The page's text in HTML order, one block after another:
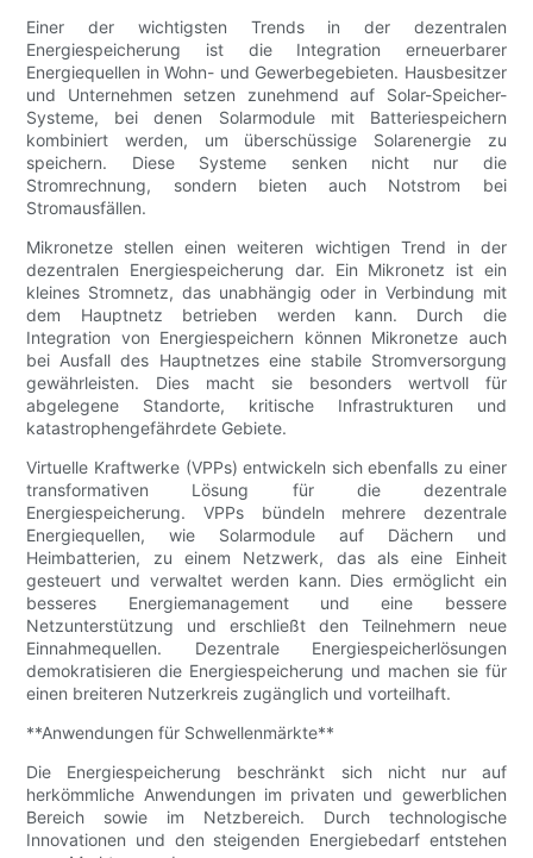
Einer der wichtigsten Trends in der dezentralen
Energiespeicherung ist die Integration erneuerbarer
Energiequellen in Wohn- und Gewerbegebieten. Hausbesitzer
und Unternehmen setzen zunehmend auf Solar-Speicher-
Systeme, bei denen Solarmodule mit Batteriespeichern
kombiniert werden, um überschüssige Solarenergie zu
speichern. Diese Systeme senken nicht nur die
Stromrechnung, sondern bieten auch Notstrom bei
Stromausfällen.
Mikronetze stellen einen weiteren wichtigen Trend in der
dezentralen Energiespeicherung dar. Ein Mikronetz ist ein
kleines Stromnetz, das unabhängig oder in Verbindung mit
dem Hauptnetz betrieben werden kann. Durch die
Integration von Energiespeichern können Mikronetze auch
bei Ausfall des Hauptnetzes eine stabile Stromversorgung
gewährleisten. Dies macht sie besonders wertvoll für
abgelegene Standorte, kritische Infrastrukturen und
katastrophengefährdete Gebiete.
Virtuelle Kraftwerke (VPPs) entwickeln sich ebenfalls zu einer
transformativen Lösung für die dezentrale
Energiespeicherung. VPPs bündeln mehrere dezentrale
Energiequellen, wie Solarmodule auf Dächern und
Heimbatterien, zu einem Netzwerk, das als eine Einheit
gesteuert und verwaltet werden kann. Dies ermöglicht ein
besseres Energiemanagement und eine bessere
Netzunterstützung und erschließt den Teilnehmern neue
Einnahmequellen. Dezentrale Energiespeicherlösungen
demokratisieren die Energiespeicherung und machen sie für
einen breiteren Nutzerkreis zugänglich und vorteilhaft.
**Anwendungen für Schwellenmärkte**
Die Energiespeicherung beschränkt sich nicht nur auf
herkömmliche Anwendungen im privaten und gewerblichen
Bereich sowie im Netzbereich. Durch technologische
Innovationen und den steigenden Energiebedarf entstehen